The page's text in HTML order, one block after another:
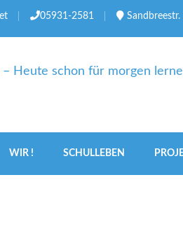
05931-2581
WIR ! SCHULLEBEN